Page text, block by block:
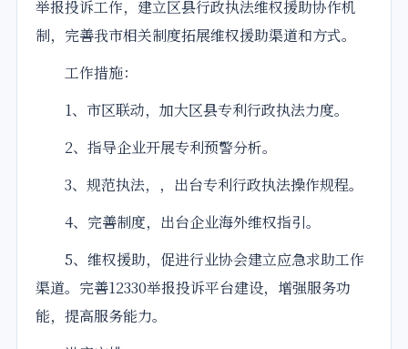
举报投诉工作，建立区县行政执法维权援助协作机
制，完善我市相关制度拓展维权援助渠道和方式。
工作措施：
1、市区联动，加大区县专利行政执法力度。
2、指导企业开展专利预警分析。
3、规范执法，，出台专利行政执法操作规程。
4、完善制度，出台企业海外维权指引。
5、维权援助，促进行业协会建立应急求助工作
渠道。完善12330举报投诉平台建设，增强服务功
能，提高服务能力。